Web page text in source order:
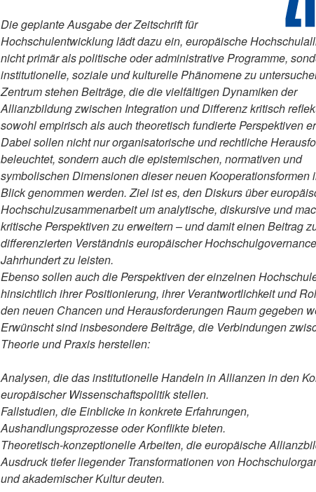
Die geplante Ausgabe der Zeitschrift für
Hochschulentwicklung lädt dazu ein, europäische
nicht primär als politische oder administrative Programme,
institutionelle, soziale und kulturelle Phänomene zu
Zentrum stehen Beiträge, die die vielfältigen Dynamiken der
Allianzbildung zwischen Integration und Differenz kritisch
sowohl empirisch als auch theoretisch fundierte Perspektiven
Dabei sollen nicht nur organisatorische und rechtliche
beleuchtet, sondern auch die epistemischen, normativen und
symbolischen Dimensionen dieser neuen Kooperationsformen
Blick genommen werden. Ziel ist es, den Diskurs über
Hochschulzusammenarbeit um analytische, diskursive und
kritische Perspektiven zu erweitern – und damit einen Beitrag
differenzierten Verständnis europäischer
Jahrhundert zu leisten.
Ebenso sollen auch die Perspektiven der einzelnen
hinsichtlich ihrer Positionierung, ihrer Verantwortlichkeit und
den neuen Chancen und Herausforderungen Raum gegeben
Erwünscht sind insbesondere Beiträge, die Verbindungen
Theorie und Praxis herstellen:
Analysen, die das institutionelle Handeln in Allianzen in den
europäischer Wissenschaftspolitik stellen.
Fallstudien, die Einblicke in konkrete Erfahrungen,
Aushandlungsprozesse oder Konflikte bieten.
Theoretisch-konzeptionelle Arbeiten, die europäische
Ausdruck tiefer liegender Transformationen von
und akademischer Kultur deuten.